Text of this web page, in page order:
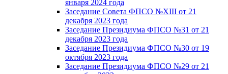
января 2024 года
Заседание Совета ФПСО №XIII от 21
декабря 2023 года
Заседание Президиума ФПСО №31 от 21
декабря 2023 года
Заседание Президиума ФПСО №30 от 19
октября 2023 года
Заседание Президиума ФПСО №29 от 21